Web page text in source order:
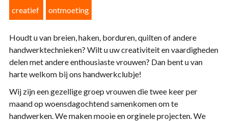
creatief ontmoeting
Houdt u van breien, haken, borduren, quilten of andere
handwerktechnieken? Wilt u uw creativiteit en vaardigheden
delen met andere enthousiaste vrouwen? Dan bent u van
harte welkom bij ons handwerkclubje!
Wij zijn een gezellige groep vrouwen die twee keer per
maand op woensdagochtend samenkomen om te
handwerken. We maken mooie en orginele projecten. We